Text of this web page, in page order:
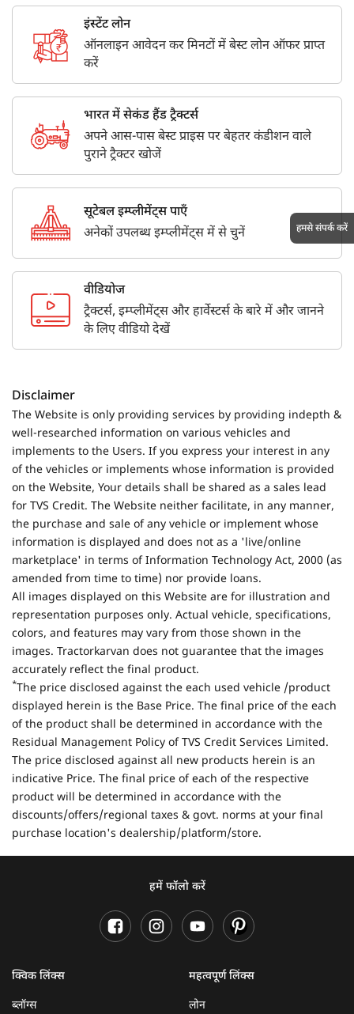
इंस्टेंट लोन
ऑनलाइन आवेदन कर मिनटों में बेस्ट लोन ऑफर प्राप्त
करें
भारत में सेकंड हैंड ट्रैक्टर्स
अपने आस-पास बेस्ट प्राइस पर बेहतर कंडीशन वाले
पुराने ट्रैक्टर खोजें
सूटेबल इम्प्लीमेंट्स पाएँ
अनेकों उपलब्ध इम्प्लीमेंट्स में से चुनें
वीडियोज
ट्रैक्टर्स, इम्प्लीमेंट्स और हार्वेस्टर्स के बारे में और जानने
के लिए वीडियो देखें
Disclaimer
The Website is only providing services by providing indepth &
well-researched information on various vehicles and
implements to the Users. If you express your interest in any
of the vehicles or implements whose information is provided
on the Website, Your details shall be shared as a sales lead
for TVS Credit. The Website neither facilitate, in any manner,
the purchase and sale of any vehicle or implement whose
information is displayed and does not as a 'live/online
marketplace' in terms of Information Technology Act, 2000 (as
amended from time to time) nor provide loans.
All images displayed on this Website are for illustration and
representation purposes only. Actual vehicle, specifications,
colors, and features may vary from those shown in the
images. Tractorkarvan does not guarantee that the images
accurately reflect the final product.
*The price disclosed against the each used vehicle /product
displayed herein is the Base Price. The final price of the each
of the product shall be determined in accordance with the
Residual Management Policy of TVS Credit Services Limited.
The price disclosed against all new products herein is an
indicative Price. The final price of each of the respective
product will be determined in accordance with the
discounts/offers/regional taxes & govt. norms at your final
purchase location's dealership/platform/store.
हमें फॉलो करें
क्विक लिंक्स
ब्लॉग्स
महत्वपूर्ण लिंक्स
लोन
हमसे संपर्क करें